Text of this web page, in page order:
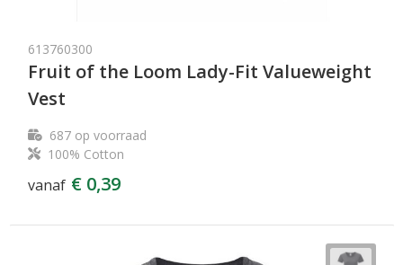
613760300
Fruit of the Loom Lady-Fit Valueweight
Vest
687op voorraad
100% Cotton
vanaf € 0,39